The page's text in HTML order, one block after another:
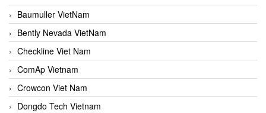
Baumuller VietNam
Bently Nevada VietNam
Checkline Viet Nam
ComAp Vietnam
Crowcon Viet Nam
Dongdo Tech Vietnam